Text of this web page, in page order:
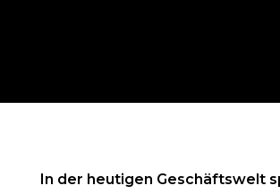
In der heutigen Geschäftswelt